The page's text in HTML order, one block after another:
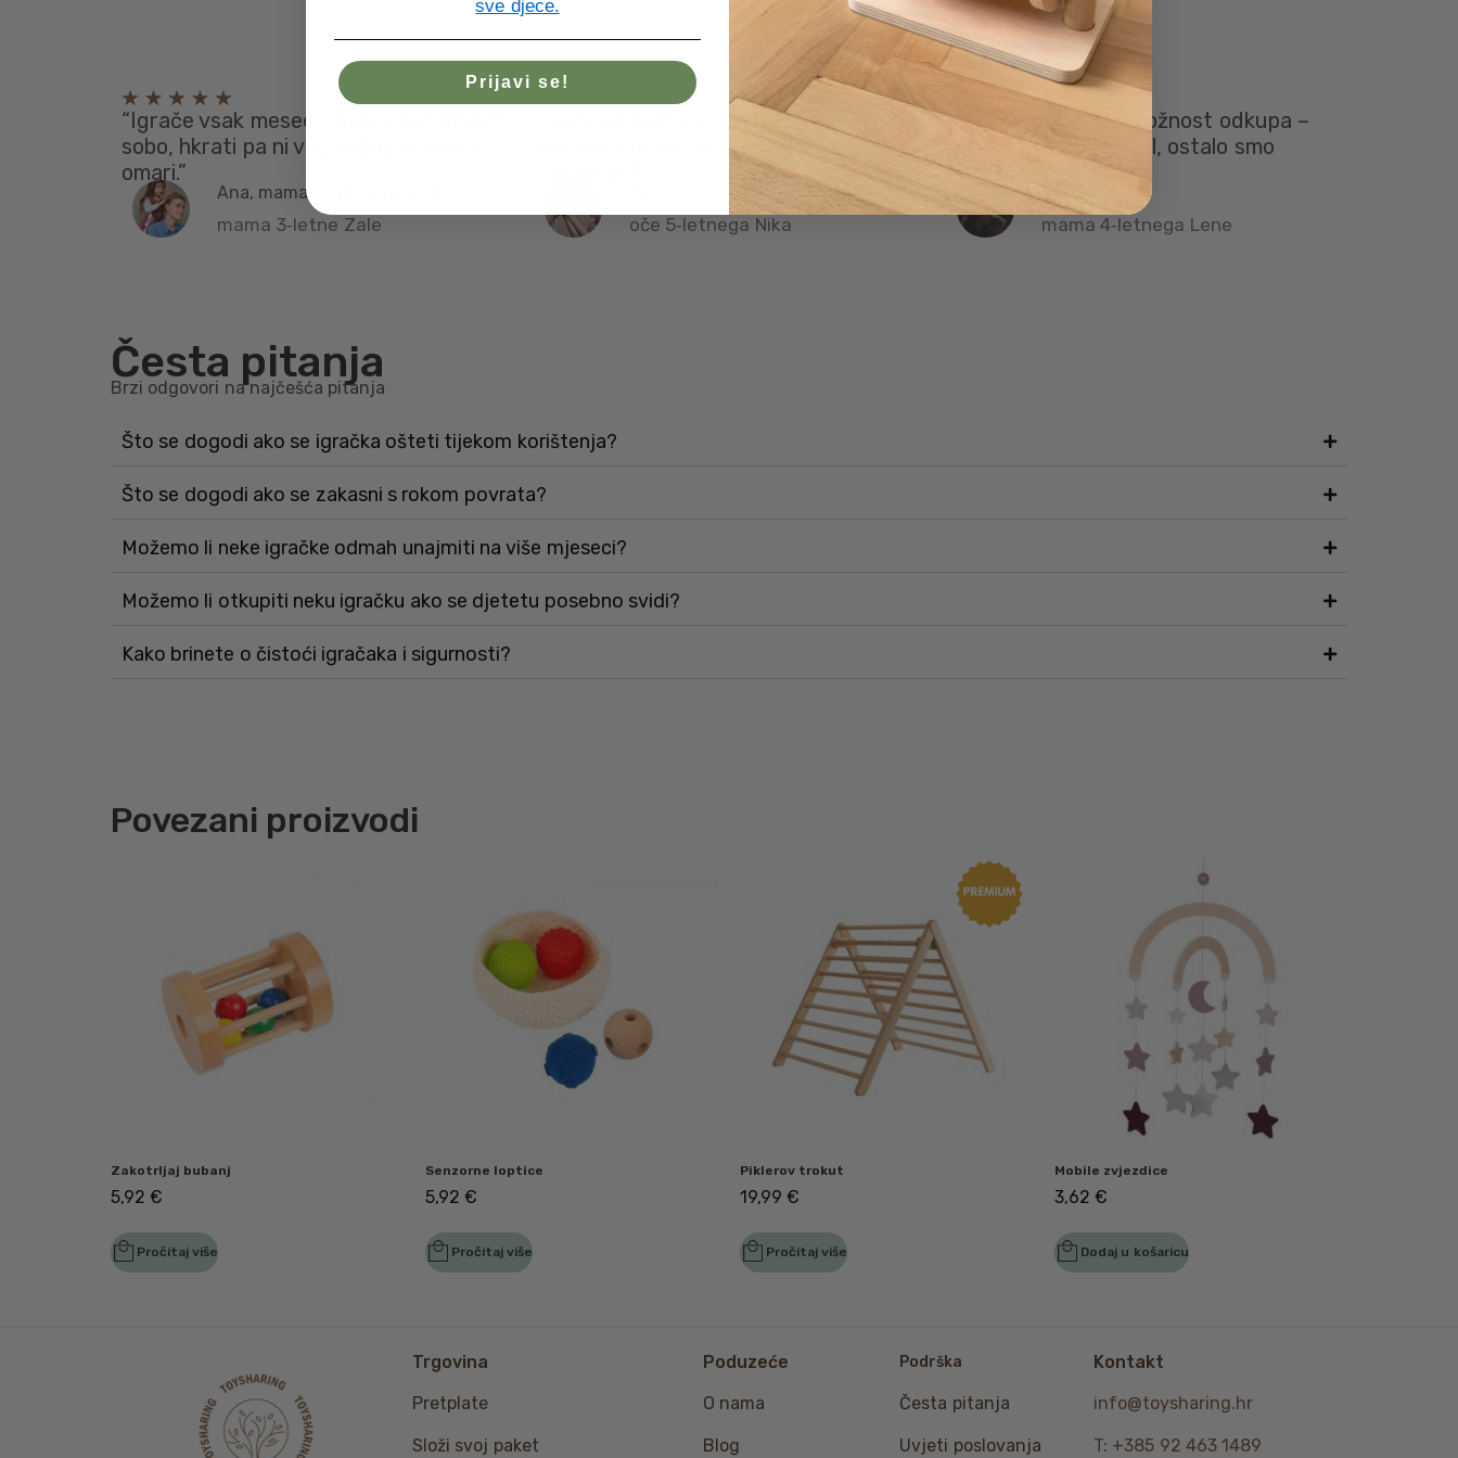
“Igrače vsak mesec oživijo našo dnevno
sobo, hkrati pa ni več kupa plastike v
omari.”
Ana, mama 3-godišnje Zale
mama 3‑letne Zale
“Otrok sam izbere, kaj bo prejel
naslednji mesec. Mene reši iskanja po
oče 5‑letnega Nika
“Najbolj mi je všeč možnost odkupa –
sin je ksilofon obdržal, ostalo smo
menjali.”
mama 4‑letnega Lene
Česta pitanja
Brzi odgovori na najčešća pitanja
Što se dogodi ako se igračka ošteti tijekom korištenja?
Što se dogodi ako se zakasni s rokom povrata?
Možemo li neke igračke odmah unajmiti na više mjeseci?
Možemo li otkupiti neku igračku ako se djetetu posebno svidi?
Kako brinete o čistoći igračaka i sigurnosti?
Povezani proizvodi
Zakotrljaj bubanj
5,92€
Pročitaj više
Senzorne loptice
5,92€
Pročitaj više
Piklerov trokut
19,99€
Pročitaj više
Mobile zvjezdice
3,62€
Dodaj u košaricu
Trgovina
Pretplate
Složi svoj paket
Poduzeće
O nama
Blog
Podrška
Česta pitanja
Uvjeti poslovanja
Kontakt
info@toysharing.hr
T: +385 92 463 1489
sve djece.
Prijavi se!